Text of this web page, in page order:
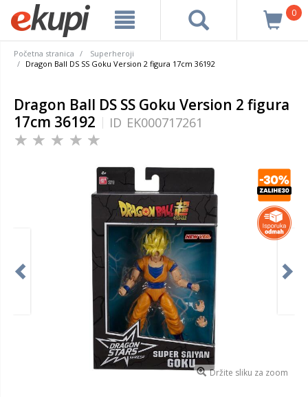
0
Početna stranica
Superheroji
Dragon Ball DS SS Goku Version 2 figura 17cm 36192
Dragon Ball DS SS Goku Version 2 figura
17cm 36192
ID EK000717261
Držite sliku za zoom